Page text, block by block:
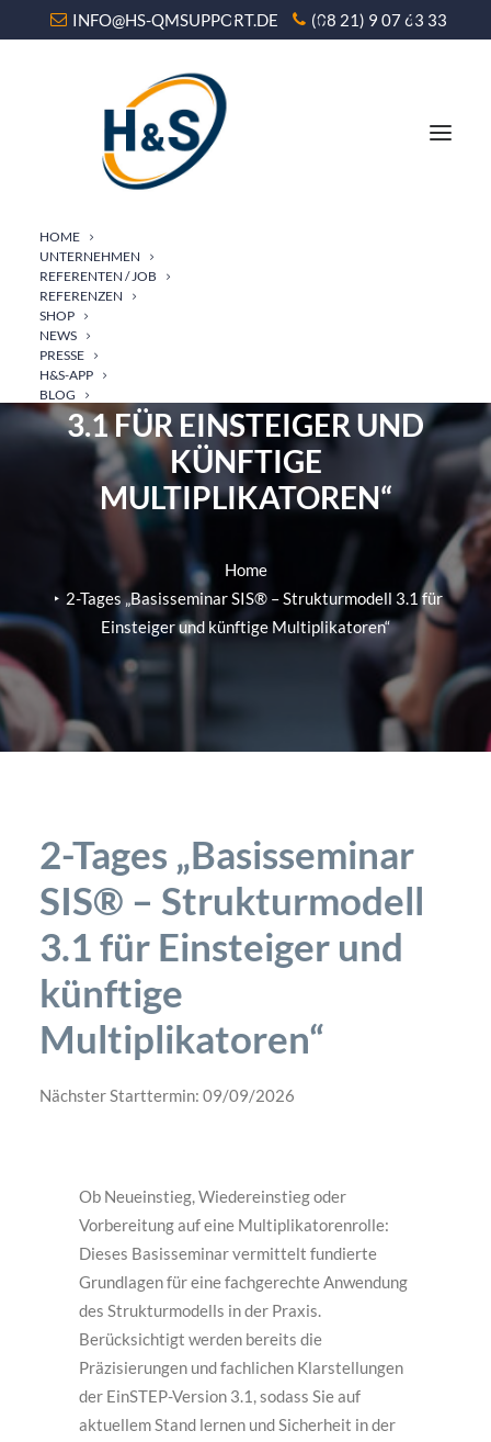
INFO@HS-QMSUPPORT.DE (08 21) 9 07 63 33
HOME
UNTERNEHMEN
REFERENTEN / JOB
REFERENZEN
SHOP
NEWS
PRESSE
H&S-APP
BLOG
2-TAGES „BASISSEMINAR
SIS® - STRUKTURMODELL
3.1 FÜR EINSTEIGER UND
KÜNFTIGE
MULTIPLIKATOREN“
Home
2-Tages „Basisseminar SIS® – Strukturmodell 3.1 für
Einsteiger und künftige Multiplikatoren“
2-Tages „Basisseminar
SIS® – Strukturmodell
3.1 für Einsteiger und
künftige
Multiplikatoren“
Nächster Starttermin: 09/09/2026
Ob Neueinstieg, Wiedereinstieg oder
Vorbereitung auf eine Multiplikatorenrolle:
Dieses Basisseminar vermittelt fundierte
Grundlagen für eine fachgerechte Anwendung
des Strukturmodells in der Praxis.
Berücksichtigt werden bereits die
Präzisierungen und fachlichen Klarstellungen
der EinSTEP-Version 3.1, sodass Sie auf
aktuellem Stand lernen und Sicherheit in der